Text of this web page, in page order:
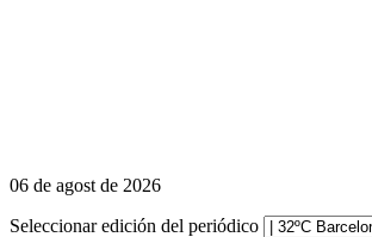
06 de agost de 2026
Seleccionar edición del periódico